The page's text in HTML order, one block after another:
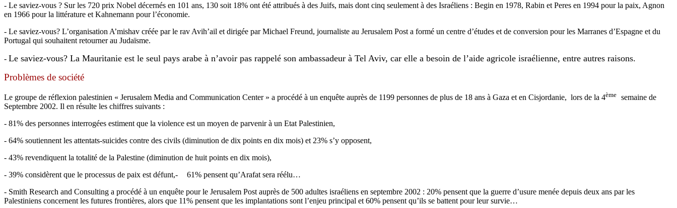
- Le saviez-vous ? Sur les 720 prix Nobel décernés en 101 ans, 130 soit 18% ont été attribués à des Juifs, mais dont cinq seulement à des Israéliens : Begin en 1978, Rabin et Peres en 1994 pour la paix, Agnon
en 1966 pour la littérature et Kahnemann pour l’économie.
- Le saviez-vous? L’organisation A’mishav créée par le rav Avih’ail et dirigée par Michael Freund, journaliste au Jerusalem Post a formé un centre d’études et de conversion pour les Marranes d’Espagne et du
Portugal qui souhaitent retourner au Judaïsme.
- Le saviez-vous? La Mauritanie est le seul pays arabe à n’avoir pas rappelé son ambassadeur à Tel Aviv, car elle a besoin de l’aide agricole israélienne, entre autres raisons.
Problèmes de société
Le groupe de réflexion palestinien « Jerusalem Media and Communication Center » a procédé à un enquête auprès de 1199 personnes de plus de 18 ans à Gaza et en Cisjordanie, lors de la 4ème semaine de
Septembre 2002. Il en résulte les chiffres suivants :
- 81% des personnes interrogées estiment que la violence est un moyen de parvenir à un Etat Palestinien,
- 64% soutiennent les attentats-suicides contre des civils (diminution de dix points en dix mois) et 23% s’y opposent,
- 43% revendiquent la totalité de la Palestine (diminution de huit points en dix mois),
- 39% considèrent que le processus de paix est défunt,-
61% pensent qu’Arafat sera réélu…
- Smith Research and Consulting a procédé à un enquête pour le Jerusalem Post auprès de 500 adultes israéliens en septembre 2002 : 20% pensent que la guerre d’usure menée depuis deux ans par les
Palestiniens concernent les futures frontières, alors que 11% pensent que les implantations sont l’enjeu principal et 60% pensent qu’ils se battent pour leur survie…